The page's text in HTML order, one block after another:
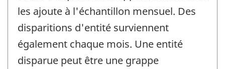
les ajoute à l'échantillon mensuel. Des
disparitions d'entité surviennent
également chaque mois. Une entité
disparue peut être une grappe